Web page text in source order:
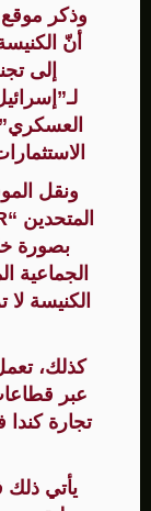
وذكر موقع
أنّ
إلى
ونقل
بصورة
الجماعية
الكنيسة
كذلك،
عبر
تجارة كندا
يأتي ذلك